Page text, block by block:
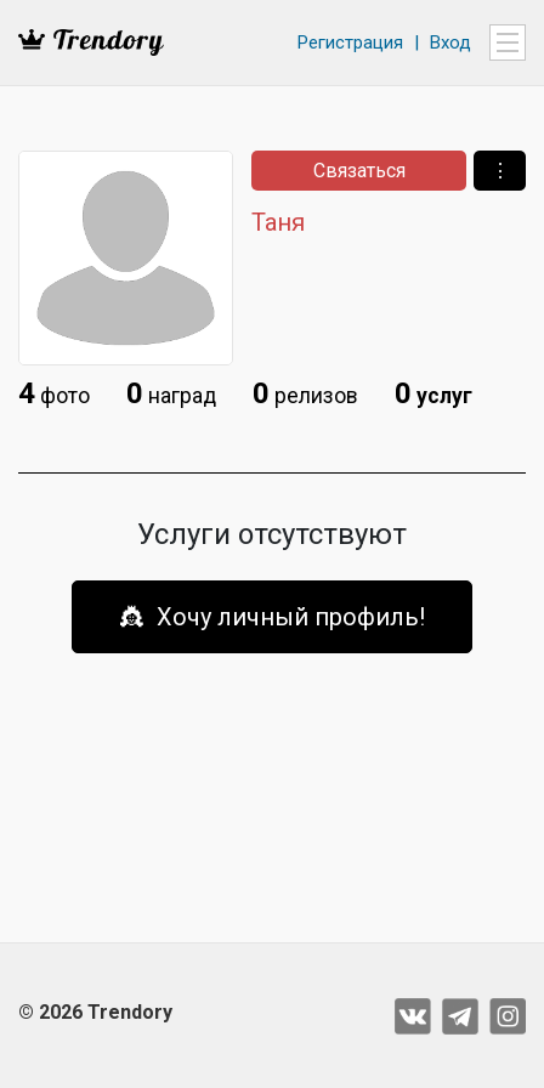
Регистрация | Вход
Таня
Связаться ⋮
4 фото 0 наград 0 релизов 0 услуг
Услуги отсутствуют
👸 Хочу личный профиль!
© 2026 Trendory